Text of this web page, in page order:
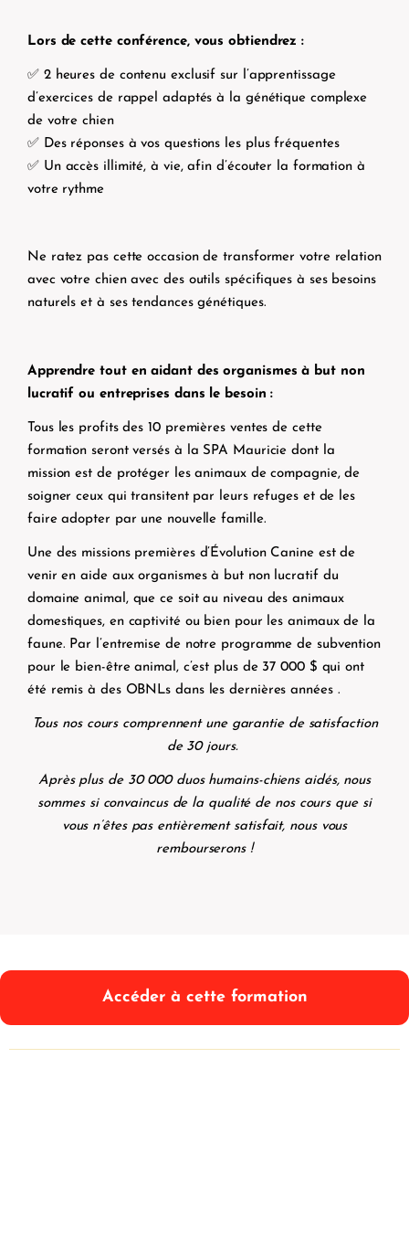
Lors de cette conférence, vous obtiendrez :
✅ 2 heures de contenu exclusif sur l’apprentissage
d’exercices de rappel adaptés à la génétique complexe
de votre chien
✅ Des réponses à vos questions les plus fréquentes
✅ Un accès illimité, à vie, afin d’écouter la formation à
votre rythme
Ne ratez pas cette occasion de transformer votre relation
avec votre chien avec des outils spécifiques à ses besoins
naturels et à ses tendances génétiques.
Apprendre tout en aidant des organismes à but non
lucratif ou entreprises dans le besoin :
Tous les profits des 10 premières ventes de cette
formation seront versés à la SPA Mauricie dont la
mission est de protéger les animaux de compagnie, de
soigner ceux qui transitent par leurs refuges et de les
faire adopter par une nouvelle famille.
Une des missions premières d’Évolution Canine est de
venir en aide aux organismes à but non lucratif du
domaine animal, que ce soit au niveau des animaux
domestiques, en captivité ou bien pour les animaux de la
faune. Par l’entremise de notre programme de subvention
pour le bien-être animal, c’est plus de 37 000 $ qui ont
été remis à des OBNLs dans les dernières années .
Tous nos cours comprennent une garantie de satisfaction
de 30 jours.
Après plus de 30 000 duos humains-chiens aidés, nous
sommes si convaincus de la qualité de nos cours que si
vous n’êtes pas entièrement satisfait, nous vous
rembourserons !
Accéder à cette formation